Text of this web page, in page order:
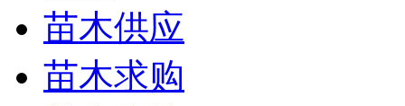
苗木供应
苗木求购